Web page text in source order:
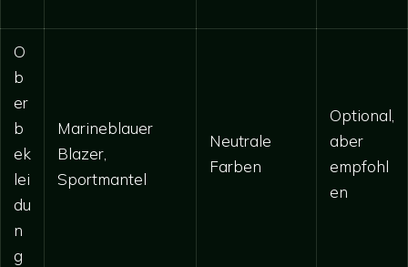
O
b
er
b
ek
lei
du
n
g
Marineblauer
Blazer,
Sportmantel
Neutrale
Farben
Optional,
aber
empfohl
en